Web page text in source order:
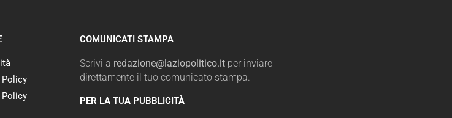
Policy
COMUNICATI STAMPA
Scrivi a redazione@laziopolitico.itper inviare
direttamente il tuo comunicato stampa.
PER LA TUA PUBBLICITÀ